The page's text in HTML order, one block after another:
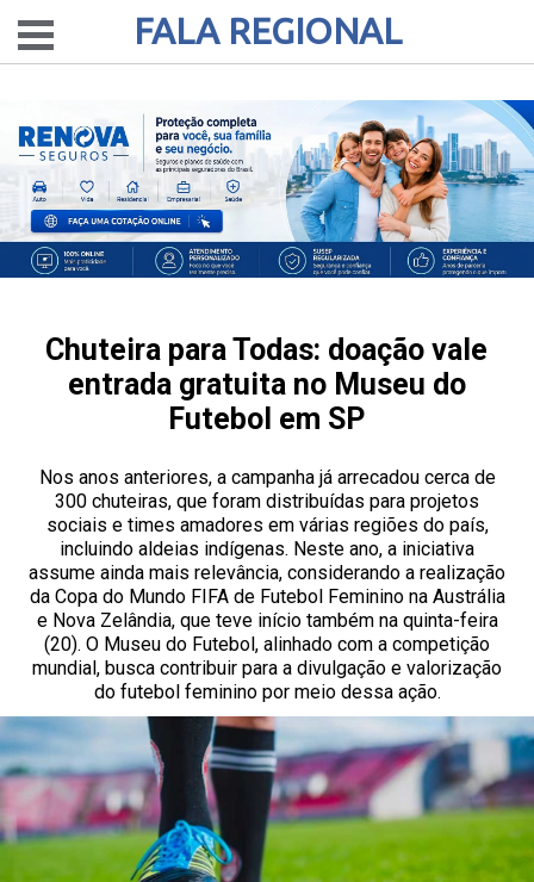
FALA REGIONAL
Chuteira para Todas: doação vale
entrada gratuita no Museu do
Futebol em SP
Nos anos anteriores, a campanha já arrecadou cerca de
300 chuteiras, que foram distribuídas para projetos
sociais e times amadores em várias regiões do país,
incluindo aldeias indígenas. Neste ano, a iniciativa
assume ainda mais relevância, considerando a realização
da Copa do Mundo FIFA de Futebol Feminino na Austrália
e Nova Zelândia, que teve início também na quinta-feira
(20). O Museu do Futebol, alinhado com a competição
mundial, busca contribuir para a divulgação e valorização
do futebol feminino por meio dessa ação.